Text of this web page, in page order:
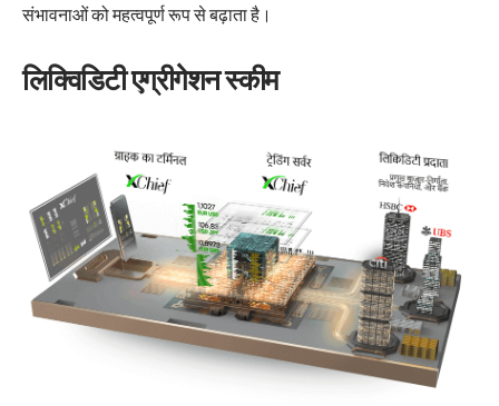
संभावनाओं को महत्वपूर्ण रूप से बढ़ाता है।
लिक्विडिटी एग्रीगेशन स्कीम